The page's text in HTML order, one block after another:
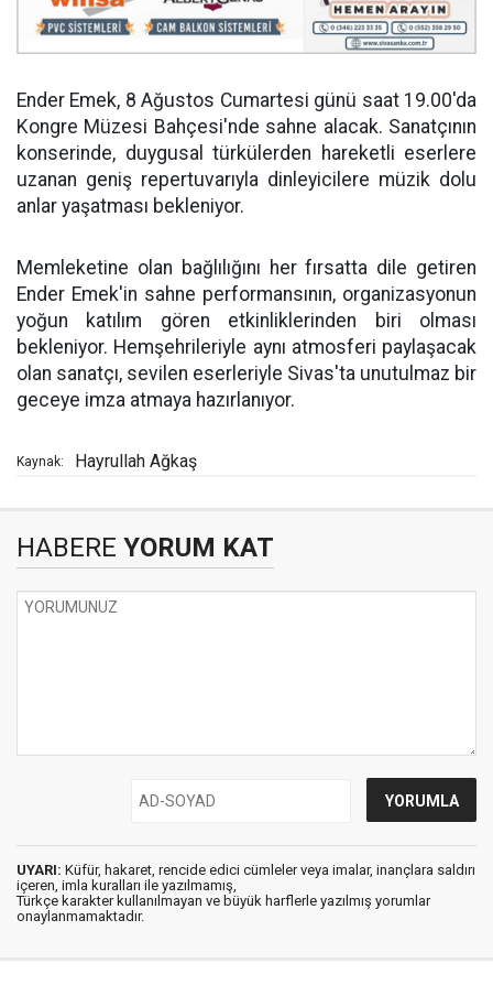
Ender Emek, 8 Ağustos Cumartesi günü saat 19.00'da
Kongre Müzesi Bahçesi'nde sahne alacak. Sanatçının
konserinde, duygusal türkülerden hareketli eserlere
uzanan geniş repertuvarıyla dinleyicilere müzik dolu
anlar yaşatması bekleniyor.
Memleketine olan bağlılığını her fırsatta dile getiren
Ender Emek'in sahne performansının, organizasyonun
yoğun katılım gören etkinliklerinden biri olması
bekleniyor. Hemşehrileriyle aynı atmosferi paylaşacak
olan sanatçı, sevilen eserleriyle Sivas'ta unutulmaz bir
geceye imza atmaya hazırlanıyor.
Kaynak: Hayrullah Ağkaş
HABERE YORUM KAT
UYARI: Küfür, hakaret, rencide edici cümleler veya imalar, inançlara saldırı
içeren, imla kuralları ile yazılmamış,
Türkçe karakter kullanılmayan ve büyük harflerle yazılmış yorumlar
onaylanmamaktadır.